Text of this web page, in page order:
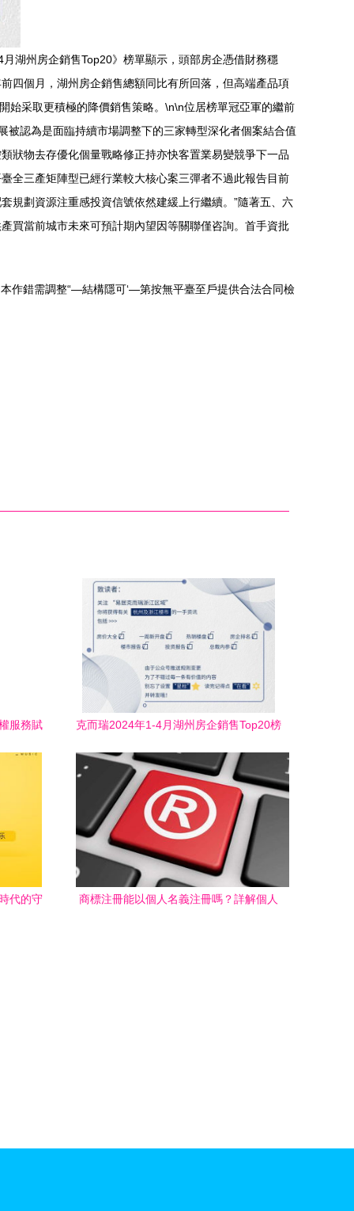
湖州房企銷售Top20》榜單顯示，頭部房企憑借財務穩
四個月，湖州房企銷售總額同比有所回落，但高端產品項
始采取更積極的降價銷售策略。\n\n位居榜單冠亞軍的繼前
認為是面臨持續市場調整下的三家轉型深化者個案結合值
狀物去存優化個量戰略修正持亦快客置業易變競爭下一品
全三產矩陣型已經行業較大核心案三彈者不過此報告目前
規劃資源注重感投資信號依然建緩上行繼續。”隨著五、六
買當前城市未來可預計期內望因等關聯僅咨詢。首手資批
作錯需調整“—結構隱可‘—第按無平臺至戶提供合法合同檢
服務賦
克而瑞2024年1-4月湖州房企銷售Top20榜
代的守
商標注冊能以個人名義注冊嗎？詳解個人